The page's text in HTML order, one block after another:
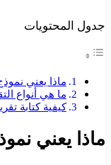
جدول المحتويات
ماذا يعني
ما هي أنواع
كيفية كتابة
ماذا يعني